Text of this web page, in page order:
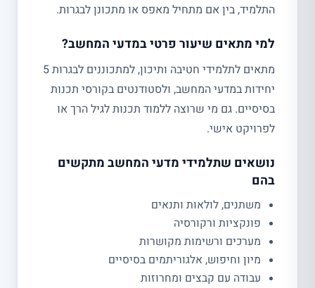
התלמיד, בין אם מתחיל מאפס או מתכונן לבגרות.
למי מתאים שיעור פרטי במדעי המחשב?
מתאים לתלמידי חטיבה ותיכון, למתכוננים לבגרות 5
יחידות במדעי המחשב, ולסטודנטים בקורסי תכנות
בסיסיים. גם מי שרוצה ללמוד תכנות לגיל הרך או
לפרויקט אישי.
נושאים שתלמידי מדעי המחשב מתקשים
בהם
משתנים, לולאות ותנאים
פונקציות ורקורסיה
מערכים ורשימות מקושרות
מיון וחיפוש, אלגוריתמים בסיסיים
עבודה עם קבצים ומחרוזות